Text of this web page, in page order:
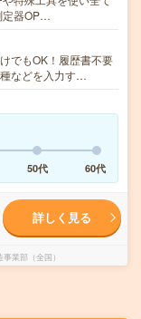
定器OP…
でもOK！履歴書不要
などを入力す…
50代 60代
詳しく見る
業部（全国）